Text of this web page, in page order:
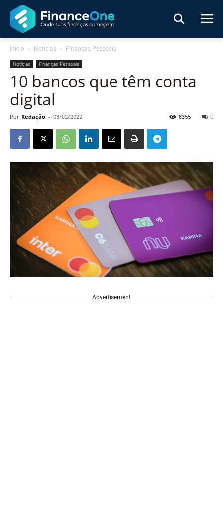
Início Notícias Finanças Pessoais
Notícias Finanças Pessoais
10 bancos que têm conta
digital
Por Redação - 03/02/2022 0
8355
Advertisement